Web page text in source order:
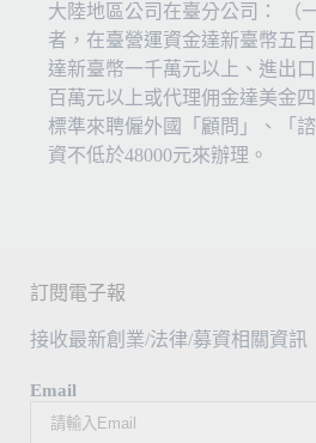
大陸地區公司在臺分公司： （
者，在臺營運資金達新臺幣五
達新臺幣一千萬元以上、進出
百萬元以上或代理佣金達美金
標準來聘僱外國「顧問」、「
資不低於48000元來辦理。
訂閱電子報
接收最新創業/法律/募資相關資訊
Email